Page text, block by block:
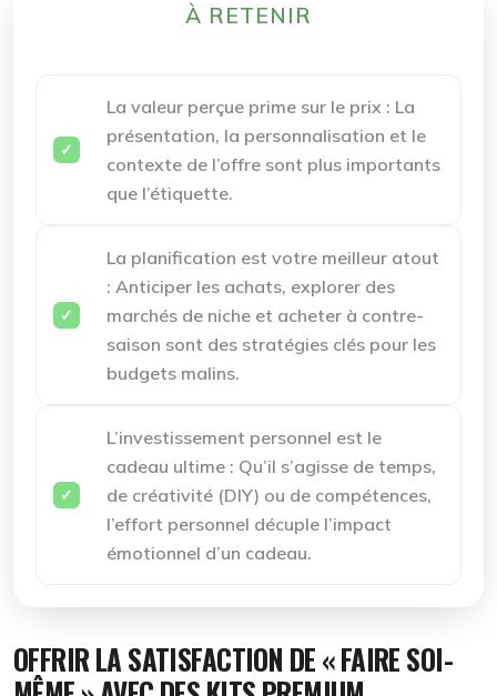
À RETENIR
La valeur perçue prime sur le prix : La
présentation, la personnalisation et le
contexte de l’offre sont plus importants
que l’étiquette.
La planification est votre meilleur atout
: Anticiper les achats, explorer des
marchés de niche et acheter à contre-
saison sont des stratégies clés pour les
budgets malins.
L’investissement personnel est le
cadeau ultime : Qu’il s’agisse de temps,
de créativité (DIY) ou de compétences,
l’effort personnel décuple l’impact
émotionnel d’un cadeau.
OFFRIR LA SATISFACTION DE « FAIRE SOI-